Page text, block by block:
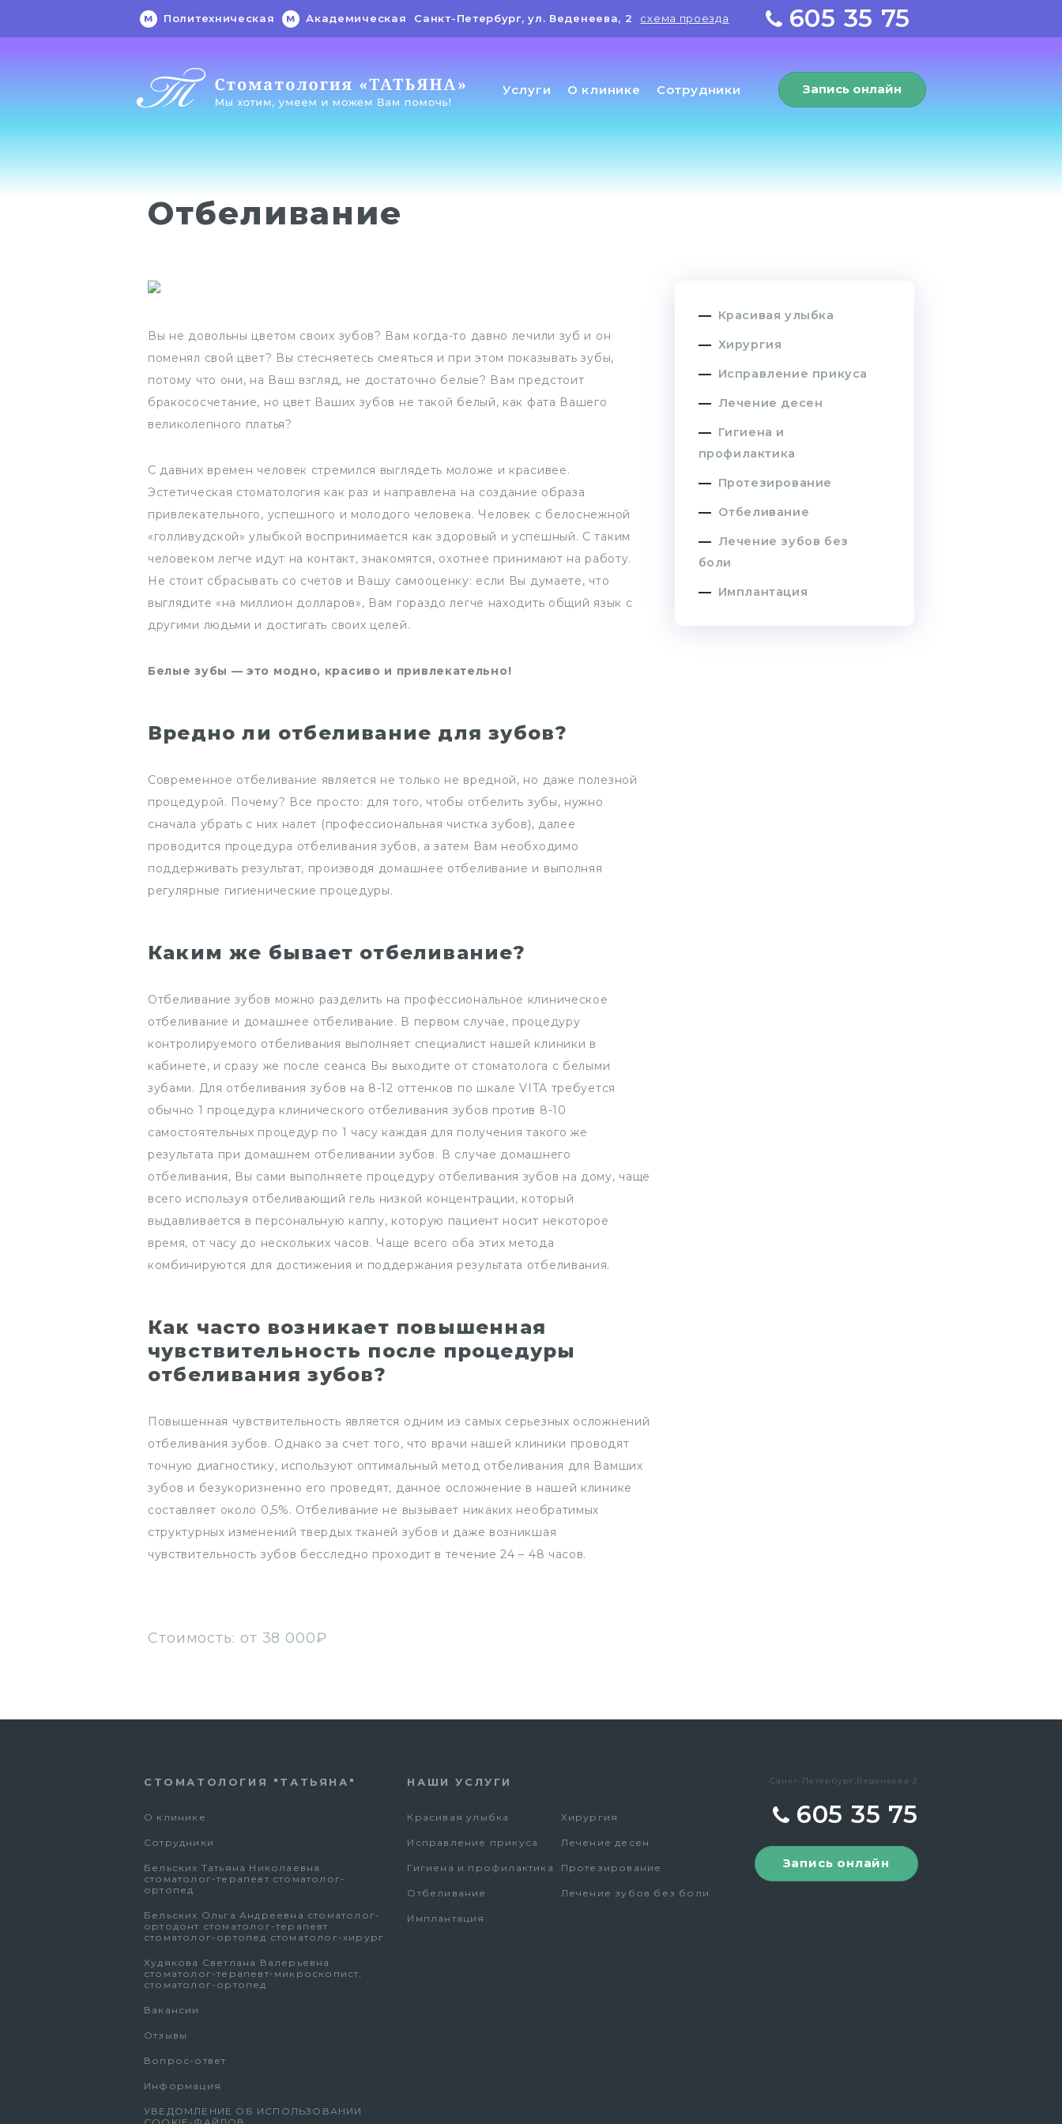
Политехническая Академическая Санкт-Петербург, ул. Веденеева, 2 схема проезда 605 35 75
Услуги О клинике Сотрудники Записьонлайн
Отбеливание
Вы не довольны цветом своих зубов? Вам когда-то давно лечили зуб и он
поменял свой цвет? Вы стесняетесь смеяться и при этом показывать зубы,
потому что они, на Ваш взгляд, не достаточно белые? Вам предстоит
бракососчетание, но цвет Ваших зубов не такой белый, как фата Вашего
великолепного платья?
С давних времен человек стремился выглядеть моложе и красивее.
Эстетическая стоматология как раз и направлена на создание образа
привлекательного, успешного и молодого человека. Человек с белоснежной
«голливудской» улыбкой воспринимается как здоровый и успешный. С таким
человеком легче идут на контакт, знакомятся, охотнее принимают на работу.
Не стоит сбрасывать со счетов и Вашу самооценку: если Вы думаете, что
выглядите «на миллион долларов», Вам гораздо легче находить общий язык с
другими людьми и достигать своих целей.
Белые зубы — это модно, красиво и привлекательно!
Вредно ли отбеливание для зубов?
Современное отбеливание является не только не вредной, но даже полезной
процедурой. Почему? Все просто: для того, чтобы отбелить зубы, нужно
сначала убрать с них налет (профессиональная чистка зубов), далее
проводится процедура отбеливания зубов, а затем Вам необходимо
поддерживать результат, производя домашнее отбеливание и выполняя
регулярные гигиенические процедуры.
Каким же бывает отбеливание?
Отбеливание зубов можно разделить на профессиональное клиническое
отбеливание и домашнее отбеливание. В первом случае, процедуру
контролируемого отбеливания выполняет специалист нашей клиники в
кабинете, и сразу же после сеанса Вы выходите от стоматолога с белыми
зубами. Для отбеливания зубов на 8-12 оттенков по шкале VITA требуется
обычно 1 процедура клинического отбеливания зубов против 8-10
самостоятельных процедур по 1 часу каждая для получения такого же
результата при домашнем отбеливании зубов. В случае домашнего
отбеливания, Вы сами выполняете процедуру отбеливания зубов на дому, чаще
всего используя отбеливающий гель низкой концентрации, который
выдавливается в персональную каппу, которую пациент носит некоторое
время, от часу до нескольких часов. Чаще всего оба этих метода
комбинируются для достижения и поддержания результата отбеливания.
Как часто возникает повышенная
чувствительность после процедуры
отбеливания зубов?
Повышенная чувствительность является одним из самых серьезных осложнений
отбеливания зубов. Однако за счет того, что врачи нашей клиники проводят
точную диагностику, используют оптимальный метод отбеливания для Вамших
зубов и безукоризненно его проведят, данное осложнение в нашей клинике
составляет около 0,5%. Отбеливание не вызывает никаких необратимых
структурных изменений твердых тканей зубов и даже возникшая
чувствительность зубов бесследно проходит в течение 24 – 48 часов.
Стоимость: от 38 000₽
Красивая улыбка
Хирургия
Исправление прикуса
Лечение десен
Гигиена и
профилактика
Протезирование
Отбеливание
Лечение зубов без
боли
Имплантация
СТОМАТОЛОГИЯ "ТАТЬЯНА"
О клинике
Сотрудники
Бельских Татьяна Николаевна
стоматолог-терапевт стоматолог-
ортопед
Бельских Ольга Андреевна стоматолог-
ортодонт стоматолог-терапевт
стоматолог-ортопед стоматолог-хирург
Худякова Светлана Валерьевна
стоматолог-терапевт-микроскопист,
стоматолог-ортопед
Вакансии
Отзывы
Вопрос-ответ
Информация
УВЕДОМЛЕНИЕ ОБ ИСПОЛЬЗОВАНИИ
НАШИ УСЛУГИ
Красивая улыбка Хирургия
Исправление прикуса Лечение десен
Гигиена и профилактика Протезирование
Отбеливание Лечение зубов без боли
Имплантация
Санкт-Петербург,Веденеева 2
605 35 75
Запись онлайн